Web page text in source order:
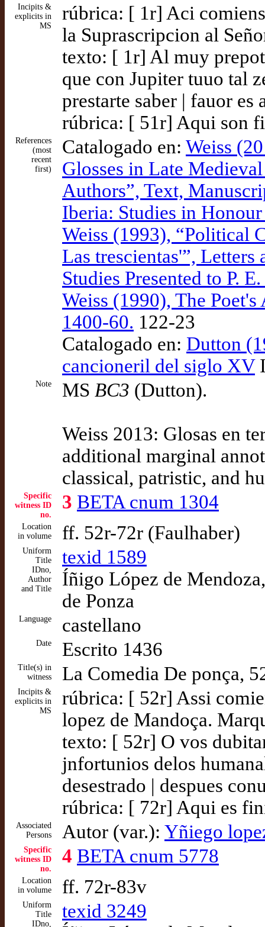
Incipits &
explicits in
MS
rúbrica: [ 1r] Aci
la Suprascripcion al
texto: [ 1r] Al muy
que con Jupiter tuuo tal
prestarte saber | fauor
rúbrica: [ 51r] Aqui son
References
(most
recent
first)
Catalogado en: Weiss
Glosses in Late
Authors”, Text,
Iberia: Studies in
Weiss (1993), “Political
Las trescientas'”,
Studies Presented to P.
Weiss (1990), The
1400-60. 122-23
Catalogado en: Dutton
cancioneril del siglo XV
Note MS BC3 (Dutton).
Weiss 2013: Glosas en
additional marginal
classical, patristic, and
Specific
witness ID
no.
3 BETA cnum 1304
Location
in volume
ff. 52r-72r (Faulhaber)
Uniform
Title
IDno,
Author
and Title
texid 1589
Íñigo López de
de Ponza
Language castellano
Date Escrito 1436
Title(s) in
witness
La Comedia De ponça,
Incipits &
explicits in
MS
rúbrica: [ 52r] Assi
lopez de Mandoça.
texto: [ 52r] O vos
jnfortunios delos
desestrado | despues
rúbrica: [ 72r] Aqui es
Associated
Persons
Autor (var.): Yñiego
Specific
witness ID
no.
4 BETA cnum 5778
Location
in volume
ff. 72r-83v
Uniform
Title
IDno,
texid 3249